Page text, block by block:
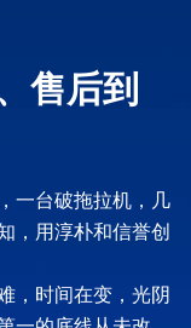
售后到
一台破拖拉机，几
，用淳朴和信誉创
，时间在变，光阴